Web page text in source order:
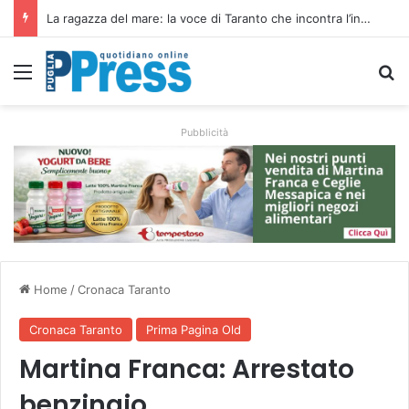
Siccità e caro gasolio colpiscono le campagne pugliesi: irrigare costa il 50,6% in più
Menu
Pubblicità
Home /Cronaca Taranto
Cronaca Taranto Prima Pagina Old
Martina Franca: Arrestato